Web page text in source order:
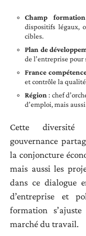
Champ
dispositifs légaux,
cibles.
Plan de
de l’entreprise
France
et contrôle la
Région : chef
d’emploi, mais
Cette diversité
gouvernance
la conjoncture
mais aussi les
dans ce dialogue
d’entreprise et
formation
marché du travail.